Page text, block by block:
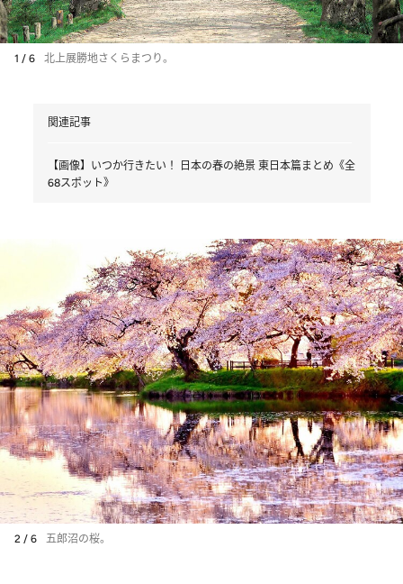
1 / 6 北上展勝地さくらまつり。
関連記事
【画像】いつか行きたい！ 日本の春の絶景 東日本篇まとめ《全
68スポット》
2 / 6 五郎沼の桜。